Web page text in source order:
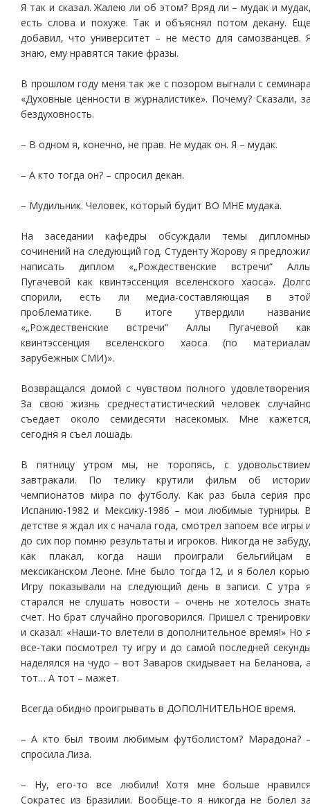
Я так и сказал. Жалею ли об этом? Вряд ли – мудак и
есть слова и похуже. Так и объяснял потом декану.
добавил, что университет – не место для самозванцев.
знаю, ему нравятся такие фразы.
В прошлом году меня так же с позором выгнали с
«Духовные ценности в журналистике». Почему? Сказали,
бездуховность.
– В одном я, конечно, не прав. Не мудак он. Я – мудак.
– А кто тогда он? – спросил декан.
– Мудильник. Человек, который будит ВО МНЕ мудака.
На заседании кафедры обсуждали темы
сочинений на следующий год. Студенту Жорову я
написать диплом «„Рождественские встречи“
Пугачевой как квинтэссенция вселенского хаоса».
спорили, есть ли медиа-составляющая в
проблематике. В итоге утвердили
«„Рождественские встречи“ Аллы Пугачевой
квинтэссенция вселенского хаоса (по
зарубежных СМИ)».
Возвращался домой с чувством полного
За свою жизнь среднестатистический человек
съедает около семидесяти насекомых. Мне
сегодня я съел лошадь.
В пятницу утром мы, не торопясь, с
завтракали. По телику крутили фильм об
чемпионатов мира по футболу. Как раз была серия
Испанию-1982 и Мексику-1986 – мои любимые турниры.
детстве я ждал их с начала года, смотрел запоем все игры
до сих пор помню результаты и игроков. Никогда не
как плакал, когда наши проиграли бельгийцам
мексиканском Леоне. Мне было тогда 12, и я болел
Игру показывали на следующий день в записи. С утра
старался не слушать новости – очень не хотелось
счет. Но брат случайно проговорился. Пришел с
и сказал: «Наши-то влетели в дополнительное время!» Но
все-таки посмотрел ту игру и до самой последней
наделялся на чудо – вот Заваров скидывает на Беланова,
тот… А тот – мажет.
Всегда обидно проигрывать в ДОПОЛНИТЕЛЬНОЕ время.
– А кто был твоим любимым футболистом? Марадона?
спросила Лиза.
– Ну, его-то все любили! Хотя мне больше
Сократес из Бразилии. Вообще-то я никогда не болел